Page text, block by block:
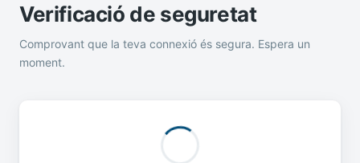
Verificació de seguretat
Comprovant que la teva connexió és segura. Espera un
moment.